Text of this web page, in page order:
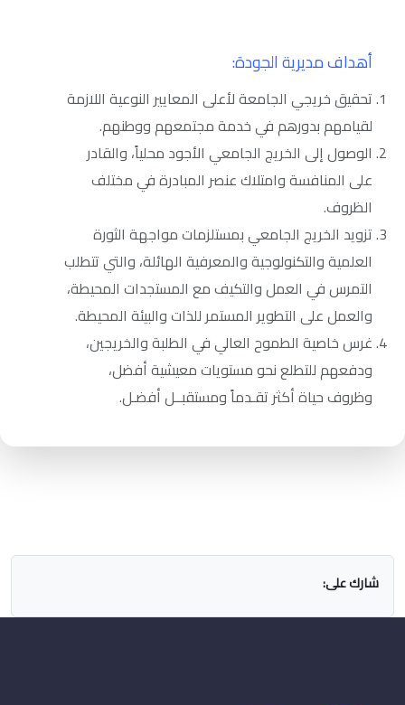
أهداف مديرية الجودة:
تحقيق خريجي الجامعة لأعلى المعايير النوعية اللازمة
لقيامهم بدورهم في خدمة مجتمعهم ووطنهم.
الوصول إلى الخريج الجامعي الأجود محلياً، والقادر
على المنافسة وامتلاك عنصر المبادرة في مختلف
الظروف.
تزويد الخريج الجامعي بمستلزمات مواجهة الثورة
العلمية والتكنولوجية والمعرفية الهائلة، والتي تتطلب
التمرس في العمل والتكيف مع المستجدات المحيطة،
والعمل على التطوير المستمر للذات والبيئة المحيطة.
غرس خاصية الطموح العالي في الطلبة والخريجين،
ودفعهم للتطلع نحو مستويات معيشية أفضل،
وظروف حياة أكثر تقـدماً ومستقبــل أفضـل.
شارك على: